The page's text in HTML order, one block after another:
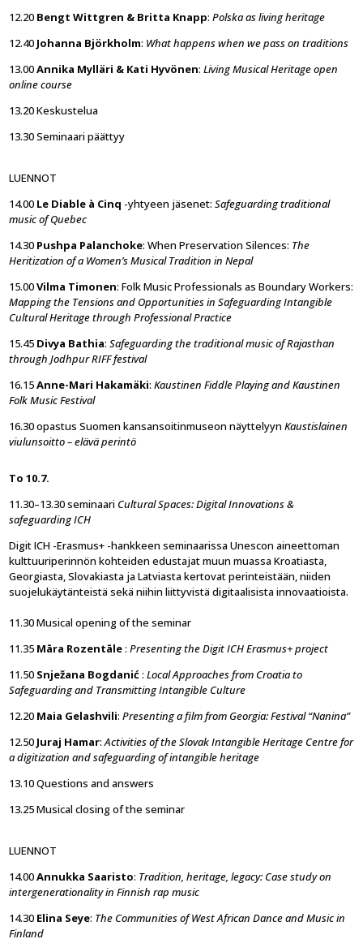
12.20 Bengt Wittgren & Britta Knapp:Polska as living heritage
12.40 Johanna Björkholm: What happens when we pass on traditions
13.00Annika Mylläri & Kati Hyvönen:Living Musical Heritage open
online course
13.20 Keskustelua
13.30 Seminaari päättyy
LUENNOT
14.00 Le Diable à Cinq -yhtyeen jäsenet:Safeguarding traditional
music of Quebec
14.30 Pushpa Palanchoke: When Preservation Silences: The
Heritization of a Women’s Musical Tradition in Nepal
15.00Vilma Timonen: Folk Music Professionals as Boundary Workers:
Mapping the Tensions and Opportunities in Safeguarding Intangible
Cultural Heritage through Professional Practice
15.45 Divya Bathia:Safeguarding the traditional music of Rajasthan
through Jodhpur RIFF festival
16.15Anne-Mari Hakamäki:Kaustinen Fiddle Playing and Kaustinen
Folk Music Festival
16.30 opastus Suomen kansansoitinmuseon näyttelyynKaustislainen
viulunsoitto – elävä perintö
To 10.7.
11.30–13.30 seminaari Cultural Spaces: Digital Innovations &
safeguarding ICH
Digit ICH -Erasmus+ -hankkeen seminaarissa Unescon aineettoman
kulttuuriperinnön kohteiden edustajat muun muassa Kroatiasta,
Georgiasta, Slovakiasta ja Latviasta kertovat perinteistään, niiden
suojelukäytänteistä sekä niihin liittyvistä digitaalisista innovaatioista.
11.30 Musical opening of the seminar
11.35 Māra Rozentāle:Presenting the Digit ICH Erasmus+ project
11.50 Snježana Bogdanić:Local Approaches from Croatia to
Safeguarding and Transmitting Intangible Culture
12.20 Maia Gelashvili:Presenting a film from Georgia: Festival “Nanina”
12.50 Juraj Hamar:Activities of the Slovak Intangible Heritage Centre for
a digitization and safeguarding of intangible heritage
13.10 Questions and answers
13.25 Musical closing of the seminar
LUENNOT
14.00Annukka Saaristo: Tradition, heritage, legacy: Case study on
intergenerationality in Finnish rap music
14.30 Elina Seye: The Communities of West African Dance and Music in
Finland